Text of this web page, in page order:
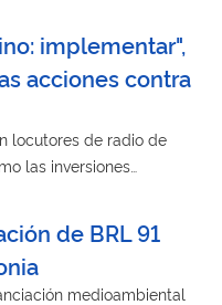
implementar",
acciones contra
locutores de radio de
las inversiones
de BRL 91
medioambiental